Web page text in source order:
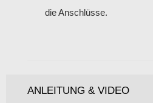
die Anschlüsse.
ANLEITUNG & VIDEO